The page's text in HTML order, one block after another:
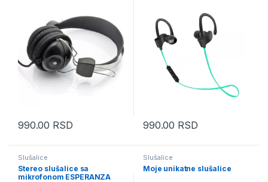
990.00 RSD 990.00 RSD
Slušalice
Stereo slušalice sa
mikrofonom ESPERANZA
Slušalice
Moje unikatne slušalice